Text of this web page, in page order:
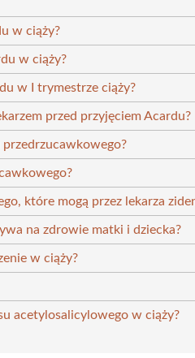
w ciąży?
w ciąży?
w I trymestrze ciąży?
przed przyjęciem Acardu?
które mogą przez lekarza
na zdrowie matki i dziecka?
w ciąży?
acetylosalicylowego w ciąży?